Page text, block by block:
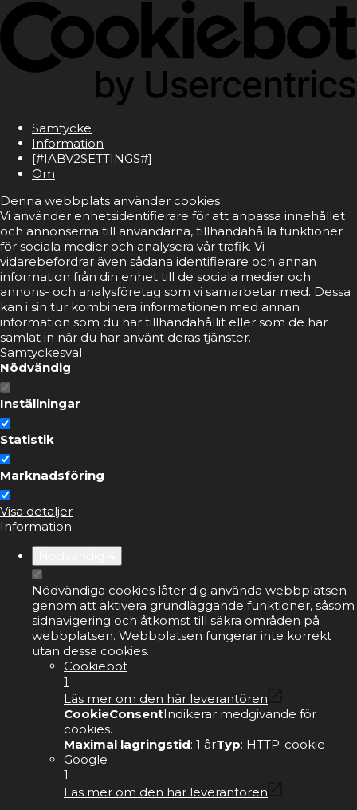
Samtycke
Information
[#IABV2SETTINGS#]
Om
Denna webbplats använder cookies
Vi använder enhetsidentifierare för att anpassa innehållet
och annonserna till användarna, tillhandahålla funktioner
för sociala medier och analysera vår trafik. Vi
vidarebefordrar även sådana identifierare och annan
information från din enhet till de sociala medier och
annons- och analysföretag som vi samarbetar med. Dessa
kan i sin tur kombinera informationen med annan
information som du har tillhandahållit eller som de har
samlat in när du har använt deras tjänster.
Samtyckesval
Nödvändig
Inställningar
Statistik
Marknadsföring
Visa detaljer
Information
Nödvändiga cookies låter dig använda webbplatsen
genom att aktivera grundläggande funktioner, såsom
sidnavigering och åtkomst till säkra områden på
webbplatsen. Webbplatsen fungerar inte korrekt
utan dessa cookies.
Cookiebot
1
Läs mer om den här leverantören
CookieConsentIndikerar medgivande för
cookies.
Maximal lagringstid: 1 årTyp: HTTP-cookie
Google
1
Läs mer om den här leverantören